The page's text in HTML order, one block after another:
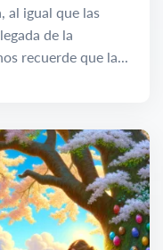
al igual que las
de la
recuerde que la...